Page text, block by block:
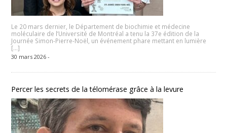
Le 20 mars dernier, le Département de biochimie et médecine
moléculaire de l’Université de Montréal a tenu la 37e édition de la
Journée Simon-Pierre-Noël, un événement phare mettant en lumière
[…]
30 mars 2026 -
Percer les secrets de la télomérase grâce à la levure